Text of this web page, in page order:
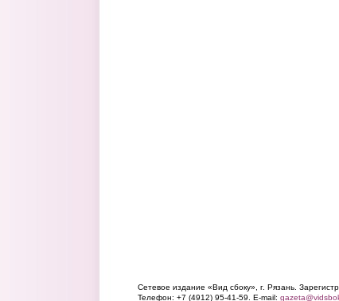
Сетевое издание «Вид сбоку», г. Рязань.
Телефон: +7 (4912) 95-41-59. E-mail: